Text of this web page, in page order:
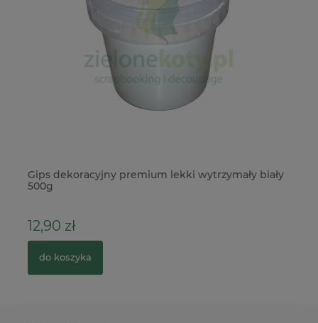
Gips dekoracyjny premium lekki wytrzymały biały
500g
12,90 zł
do koszyka